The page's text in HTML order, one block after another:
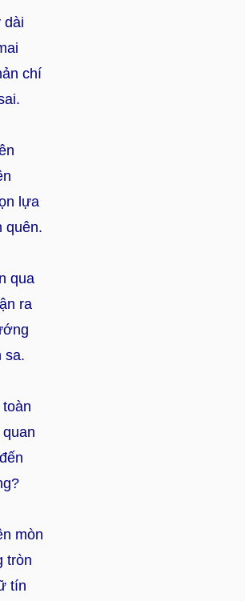
dài
chí
lựa
quên.
qua
ra
sa.
mòn
tròn
tín